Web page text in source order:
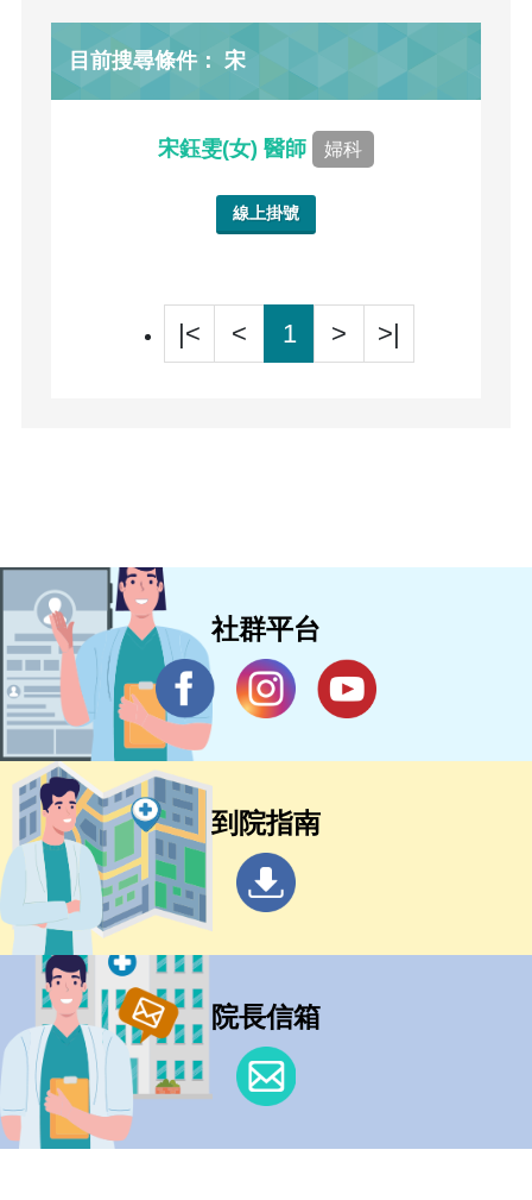
目前搜尋條件： 宋
宋鈺雯(女) 醫師 婦科
線上掛號
|< < 1 > >|
社群平台
到院指南
院長信箱